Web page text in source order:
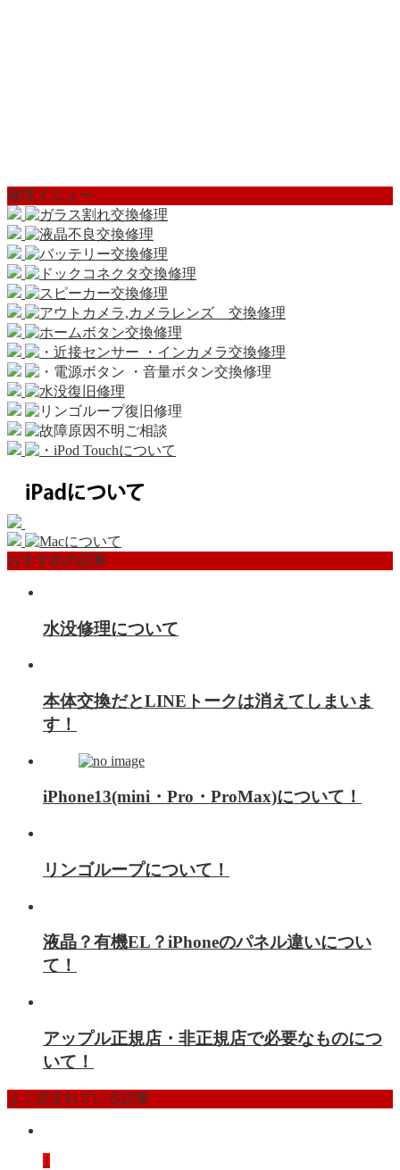
修理メニュー
おすすめの記事
水没修理について
本体交換だとLINEトークは消えてしまいま
す！
iPhone13(mini・Pro・ProMax)について！
リンゴループについて！
液晶？有機EL？iPhoneのパネル違いについ
て！
アップル正規店・非正規店で必要なものにつ
いて！
よく読まれている記事
1